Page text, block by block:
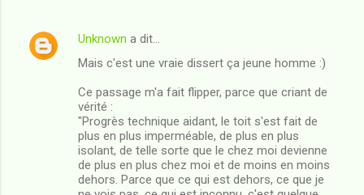
Unknown a dit…
Mais c'est une vraie dissert ça jeune homme :)
Ce passage m'a fait flipper, parce que criant de
vérité :
"Progrès technique aidant, le toit s'est fait de
plus en plus imperméable, de plus en plus
isolant, de telle sorte que le chez moi devienne
de plus en plus chez moi et de moins en moins
dehors. Parce que ce qui est dehors, ce que je